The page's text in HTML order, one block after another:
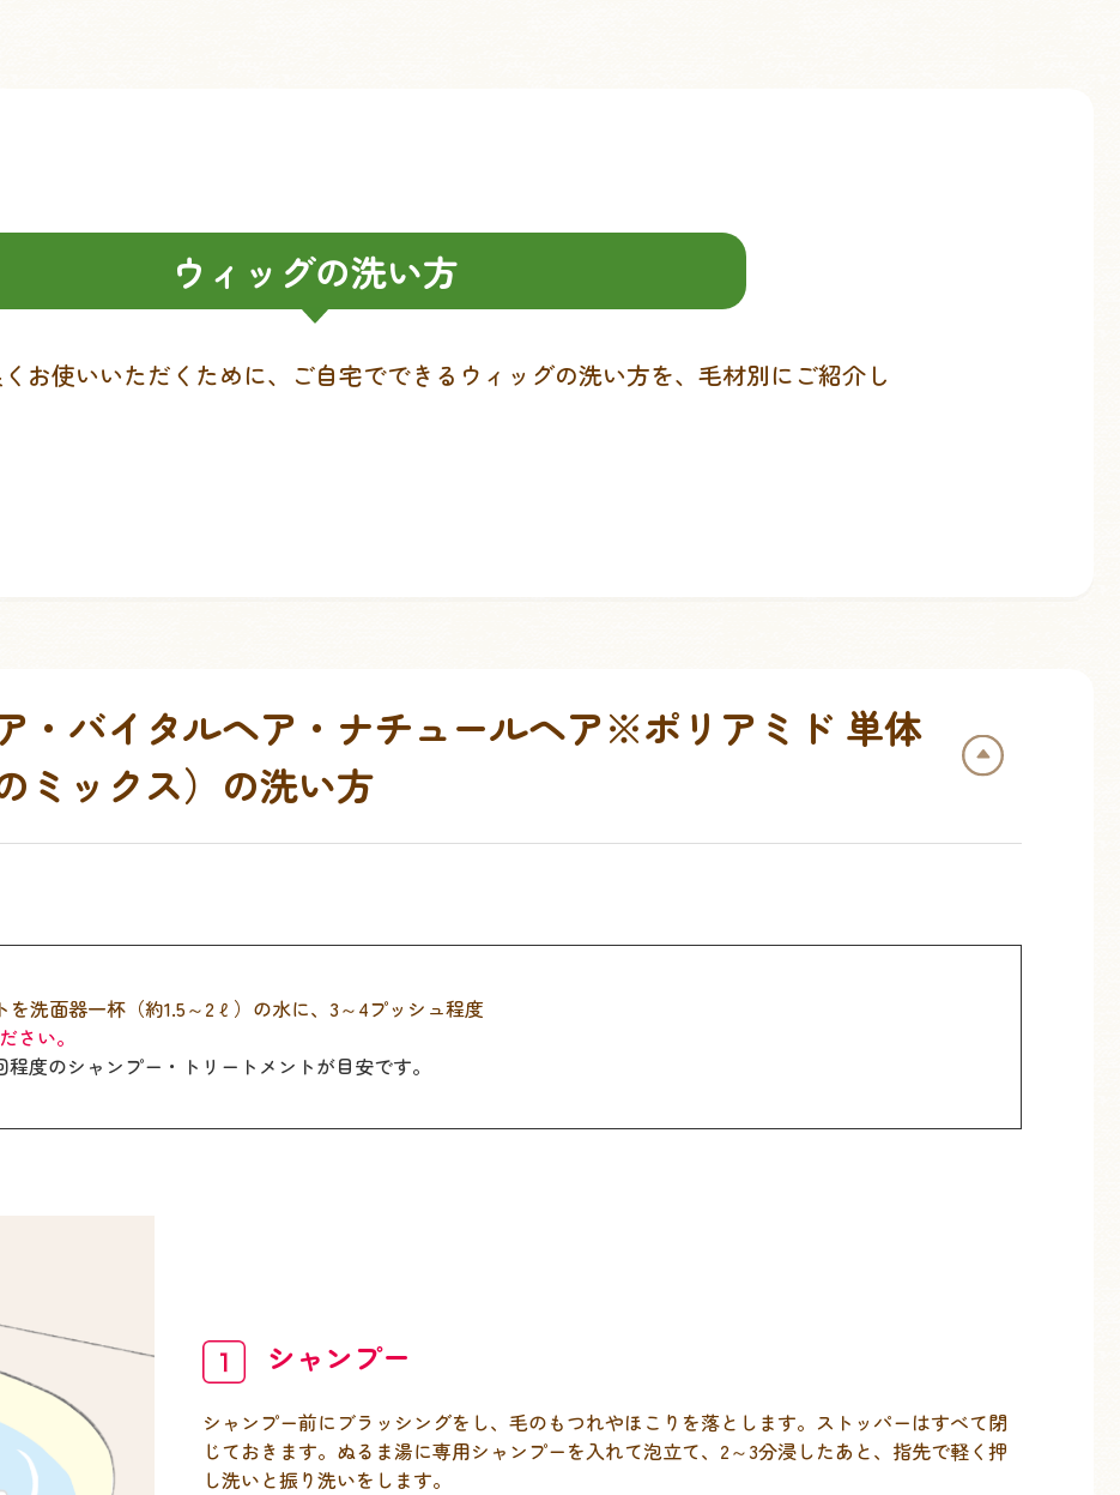
ウィッグの洗い方
お使いいただくために、ご自宅でできるウィッグの洗い方を、毛材別にご紹介し
・バイタルヘア・ナチュールヘア※ポリアミド 単体
ミックス）の洗い方
洗面器一杯（約1.5～2ℓ）の水に、3～4プッシュ程度
い。
度のシャンプー・トリートメントが目安です。
シャンプー
シャンプー前にブラッシングをし、毛のもつれやほこりを落とします。ストッパーはすべて閉
じておきます。ぬるま湯に専用シャンプーを入れて泡立て、2～3分浸したあと、指先で軽く押
し洗いと振り洗いをします。